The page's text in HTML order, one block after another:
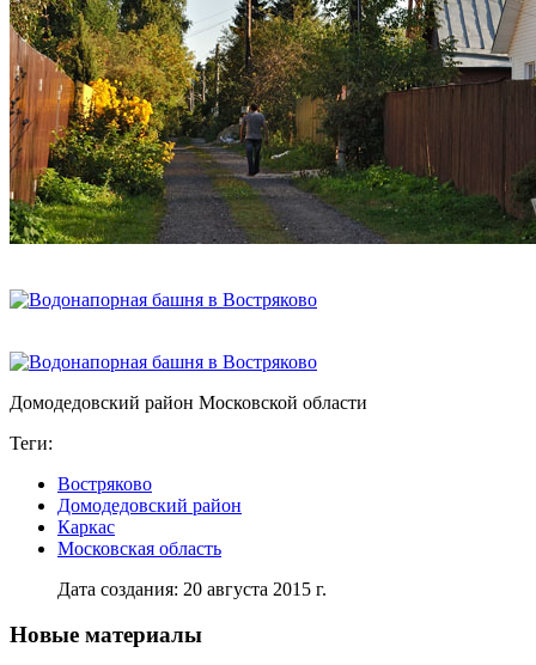
Домодедовский район Московской области
Теги:
Востряково
Домодедовский район
Каркас
Московская область
Дата создания: 20 августа 2015 г.
Новые материалы